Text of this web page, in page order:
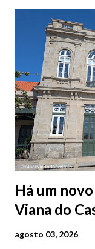
Há um
Viana do
agosto 03, 2026